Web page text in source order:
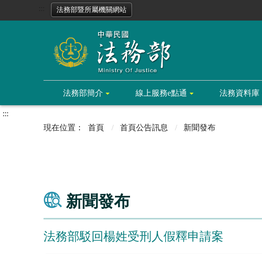
法務部暨所屬機關網站
法務部簡介 線上服務e點通 法務資料庫
:::
首頁
首頁公告訊息 新聞發布
新聞發布
法務部駁回楊姓受刑人假釋申請案